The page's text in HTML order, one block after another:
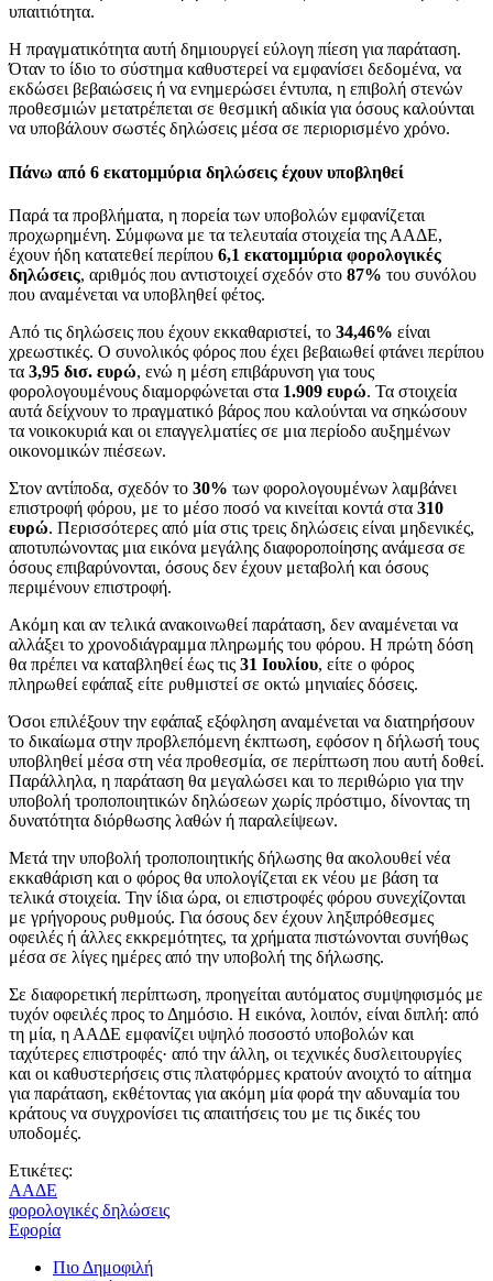
υπαιτιότητα.
Η πραγματικότητα αυτή δημιουργεί εύλογη πίεση για παράταση.
Όταν το ίδιο το σύστημα καθυστερεί να εμφανίσει δεδομένα, να
εκδώσει βεβαιώσεις ή να ενημερώσει έντυπα, η επιβολή στενών
προθεσμιών μετατρέπεται σε θεσμική αδικία για όσους καλούνται
να υποβάλουν σωστές δηλώσεις μέσα σε περιορισμένο χρόνο.
Πάνω από 6 εκατομμύρια δηλώσεις έχουν υποβληθεί
Παρά τα προβλήματα, η πορεία των υποβολών εμφανίζεται
προχωρημένη. Σύμφωνα με τα τελευταία στοιχεία της ΑΑΔΕ,
έχουν ήδη κατατεθεί περίπου 6,1 εκατομμύρια φορολογικές
δηλώσεις, αριθμός που αντιστοιχεί σχεδόν στο 87% του συνόλου
που αναμένεται να υποβληθεί φέτος.
Από τις δηλώσεις που έχουν εκκαθαριστεί, το 34,46% είναι
χρεωστικές. Ο συνολικός φόρος που έχει βεβαιωθεί φτάνει περίπου
τα 3,95 δισ. ευρώ, ενώ η μέση επιβάρυνση για τους
φορολογουμένους διαμορφώνεται στα 1.909 ευρώ. Τα στοιχεία
αυτά δείχνουν το πραγματικό βάρος που καλούνται να σηκώσουν
τα νοικοκυριά και οι επαγγελματίες σε μια περίοδο αυξημένων
οικονομικών πιέσεων.
Στον αντίποδα, σχεδόν το 30% των φορολογουμένων λαμβάνει
επιστροφή φόρου, με το μέσο ποσό να κινείται κοντά στα 310
ευρώ. Περισσότερες από μία στις τρεις δηλώσεις είναι μηδενικές,
αποτυπώνοντας μια εικόνα μεγάλης διαφοροποίησης ανάμεσα σε
όσους επιβαρύνονται, όσους δεν έχουν μεταβολή και όσους
περιμένουν επιστροφή.
Ακόμη και αν τελικά ανακοινωθεί παράταση, δεν αναμένεται να
αλλάξει το χρονοδιάγραμμα πληρωμής του φόρου. Η πρώτη δόση
θα πρέπει να καταβληθεί έως τις 31 Ιουλίου, είτε ο φόρος
πληρωθεί εφάπαξ είτε ρυθμιστεί σε οκτώ μηνιαίες δόσεις.
Όσοι επιλέξουν την εφάπαξ εξόφληση αναμένεται να διατηρήσουν
το δικαίωμα στην προβλεπόμενη έκπτωση, εφόσον η δήλωσή τους
υποβληθεί μέσα στη νέα προθεσμία, σε περίπτωση που αυτή δοθεί.
Παράλληλα, η παράταση θα μεγαλώσει και το περιθώριο για την
υποβολή τροποποιητικών δηλώσεων χωρίς πρόστιμο, δίνοντας τη
δυνατότητα διόρθωσης λαθών ή παραλείψεων.
Μετά την υποβολή τροποποιητικής δήλωσης θα ακολουθεί νέα
εκκαθάριση και ο φόρος θα υπολογίζεται εκ νέου με βάση τα
τελικά στοιχεία. Την ίδια ώρα, οι επιστροφές φόρου συνεχίζονται
με γρήγορους ρυθμούς. Για όσους δεν έχουν ληξιπρόθεσμες
οφειλές ή άλλες εκκρεμότητες, τα χρήματα πιστώνονται συνήθως
μέσα σε λίγες ημέρες από την υποβολή της δήλωσης.
Σε διαφορετική περίπτωση, προηγείται αυτόματος συμψηφισμός με
τυχόν οφειλές προς το Δημόσιο. Η εικόνα, λοιπόν, είναι διπλή: από
τη μία, η ΑΑΔΕ εμφανίζει υψηλό ποσοστό υποβολών και
ταχύτερες επιστροφές· από την άλλη, οι τεχνικές δυσλειτουργίες
και οι καθυστερήσεις στις πλατφόρμες κρατούν ανοιχτό το αίτημα
για παράταση, εκθέτοντας για ακόμη μία φορά την αδυναμία του
κράτους να συγχρονίσει τις απαιτήσεις του με τις δικές του
υποδομές.
Ετικέτες:
ΑΑΔΕ
φορολογικές δηλώσεις
Εφορία
Πιο Δημοφιλή